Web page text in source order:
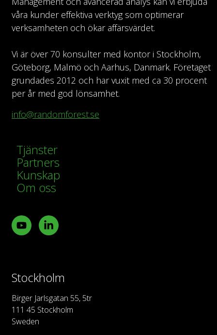
våra kunder effektiva verktyg som optimerar
verksamheten och ökar affärsvärdet.
Vi är över 70 konsulter med kontor i Stockholm,
Göteborg, Malmö och Aarhus, Danmark. Företaget
grundades 2012 och har vuxit med ca 30 procent
per år med god lönsamhet.
info@randomforest.se
Tjänster
Partners
Kunskap
Om oss
YoutubeLinkedIn
Stockholm
Birger Jarlsgatan 55, 5tr
111 45 Stockholm
Sweden